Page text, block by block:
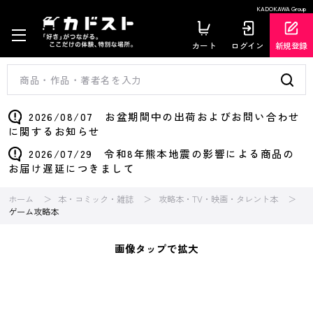
KADOKAWA Group
カート ログイン 新規登録
2026/08/07 お盆期間中の出荷およびお問い合わせ
に関するお知らせ
2026/07/29 令和8年熊本地震の影響による商品の
お届け遅延につきまして
ホーム 本・コミック・雑誌
攻略本・TV・映画・タレント本
ゲーム攻略本
画像タップで拡大